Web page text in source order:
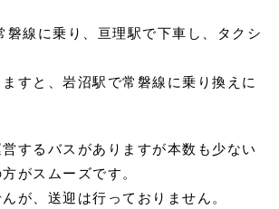
磐線に乗り、亘理駅で下車し、タクシ
ますと、岩沼駅で常磐線に乗り換えに
するバスがありますが本数も少ない
がスムーズです。
が、送迎は行っておりません。